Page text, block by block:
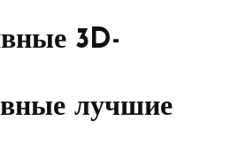
3D-
лучшие